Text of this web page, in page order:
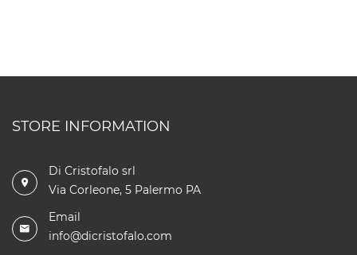
STORE INFORMATION
Di Cristofalo srl
Via Corleone, 5 Palermo PA
Email
info@dicristofalo.com